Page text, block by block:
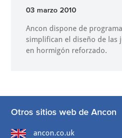
03 marzo 2010
Ancon dispone de
simplifican el diseño de las
en hormigón reforzado.
Otros sitios web de Ancon
ancon.co.uk